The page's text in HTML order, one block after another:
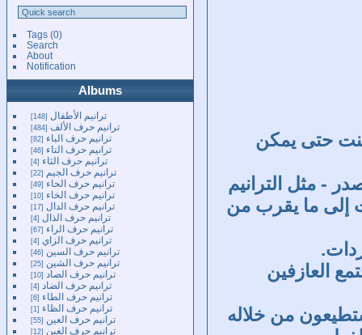
Tags(0)
Search
About
Notification
Albums
ترانيم الأطفال 148
ترانيم حرف الألف 484
ترانيم حرف الباء 82
ترانيم حرف التاء 46
ترانيم حرف الثاء 4
ترانيم حرف الجيم 22
ترانيم حرف الحاء 49
ترانيم حرف الخاء 10
ترانيم حرف الدال 17
ترانيم حرف الذال 4
ترانيم حرف الراء 67
ترانيم حرف الزاي 4
ترانيم حرف السين 46
ترانيم حرف الشين 25
ترانيم حرف الصاد 10
ترانيم حرف الضاد 4
ترانيم حرف الطاء 6
ترانيم حرف الظاء 1
ترانيم حرف العين 55
ترانيم حرف الغين 12
حتى يمكن
- مثل الترانيم
إلى ما يقرب من
العازفين
من خلاله